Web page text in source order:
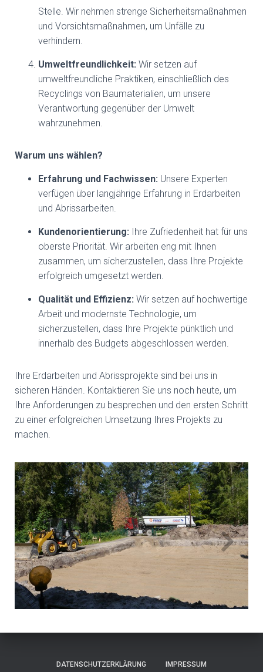
Stelle. Wir nehmen strenge Sicherheitsmaßnahmen
und Vorsichtsmaßnahmen, um Unfälle zu
verhindern.
Umweltfreundlichkeit: Wir setzen auf
umweltfreundliche Praktiken, einschließlich des
Recyclings von Baumaterialien, um unsere
Verantwortung gegenüber der Umwelt
wahrzunehmen.
Warum uns wählen?
Erfahrung und Fachwissen: Unsere Experten
verfügen über langjährige Erfahrung in Erdarbeiten
und Abrissarbeiten.
Kundenorientierung: Ihre Zufriedenheit hat für uns
oberste Priorität. Wir arbeiten eng mit Ihnen
zusammen, um sicherzustellen, dass Ihre Projekte
erfolgreich umgesetzt werden.
Qualität und Effizienz: Wir setzen auf hochwertige
Arbeit und modernste Technologie, um
sicherzustellen, dass Ihre Projekte pünktlich und
innerhalb des Budgets abgeschlossen werden.
Ihre Erdarbeiten und Abrissprojekte sind bei uns in
sicheren Händen. Kontaktieren Sie uns noch heute, um
Ihre Anforderungen zu besprechen und den ersten Schritt
zu einer erfolgreichen Umsetzung Ihres Projekts zu
machen.
DATENSCHUTZERKLÄRUNG IMPRESSUM